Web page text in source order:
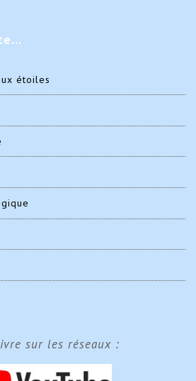
étoiles
sur les réseaux :